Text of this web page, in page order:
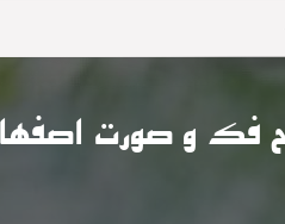
فک و صورت